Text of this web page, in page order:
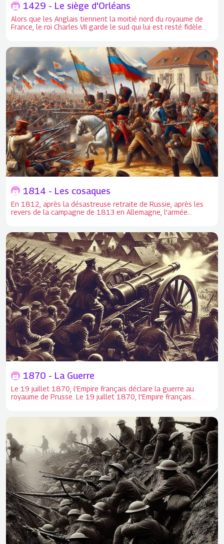
1429 - Le siège d'Orléans
Alors que les Anglais tiennent la moitié nord du royaume de
France, le roi Charles VII garde le sud qui lui est resté fidèle
Loire fait la frontière entre les deux. De rares ponts subsistent
: Angers et Orléans.
1814 - Les cosaques
En 1812, après la désastreuse retraite de Russie, après les
revers de la campagne de 1813 en Allemagne, l’armée
après la désastreuse retraite de Russie, après les revers de la
campagne de 1813 en Allemagne, l’armée française,
fortement diminuée et refoulée sur le Rhin, se cantonne à
défendre nos anciennes frontières.
1870 - La Guerre
Le 19 juillet 1870, l’Empire français déclare la guerre au
royaume de Prusse. Le 19 juillet 1870, l’Empire français